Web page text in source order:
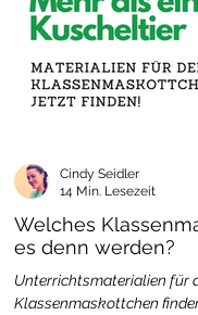
Welches
es denn werden?
Unterrichtsmaterialien für
Klassenmaskottchen
Cindy Seidler
14 Min. Lesezeit